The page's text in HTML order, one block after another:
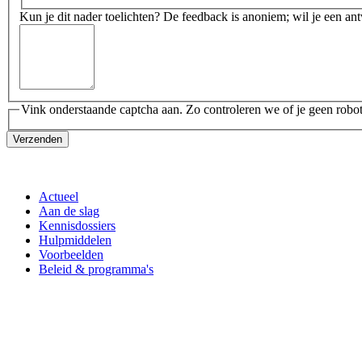
Kun je dit nader toelichten? De feedback is anoniem; wil je een
Vink onderstaande captcha aan. Zo controleren we of je geen
Verzenden
Actueel
Aan de slag
Kennisdossiers
Hulpmiddelen
Voorbeelden
Beleid & programma's